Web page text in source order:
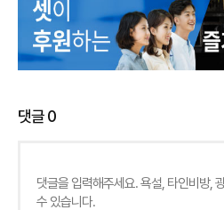
댓글0